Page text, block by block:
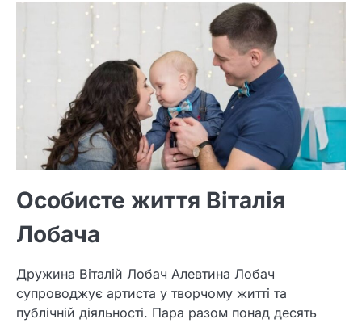
Особисте життя Віталія
Лобача
Дружина Віталій Лобач Алевтина Лобач
супроводжує артиста у творчому житті та
публічній діяльності. Пара разом понад десять